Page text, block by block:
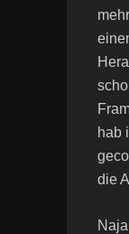
hab
die